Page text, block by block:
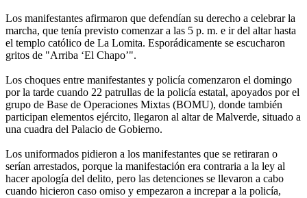
Los manifestantes afirmaron que defendían su derecho a celebrar la
marcha, que tenía previsto comenzar a las 5 p. m. e ir del altar hasta
el templo católico de La Lomita. Esporádicamente se escucharon
gritos de "Arriba ‘El Chapo’".
Los choques entre manifestantes y policía comenzaron el domingo
por la tarde cuando 22 patrullas de la policía estatal, apoyados por el
grupo de Base de Operaciones Mixtas (BOMU), donde también
participan elementos ejército, llegaron al altar de Malverde, situado a
una cuadra del Palacio de Gobierno.
Los uniformados pidieron a los manifestantes que se retiraran o
serían arrestados, porque la manifestación era contraria a la ley al
hacer apología del delito, pero las detenciones se llevaron a cabo
cuando hicieron caso omiso y empezaron a increpar a la policía,